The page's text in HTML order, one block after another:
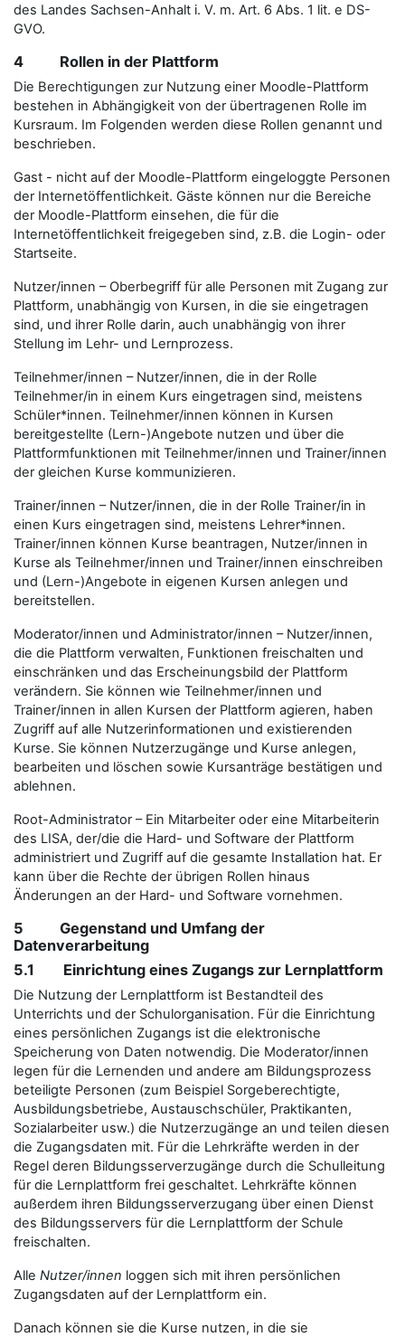
des Landes Sachsen-Anhalt i. V. m. Art. 6 Abs. 1 lit. e DS-
GVO.
4 Rollen in der Plattform
Die Berechtigungen zur Nutzung einer Moodle-Plattform
bestehen in Abhängigkeit von der übertragenen Rolle im
Kursraum. Im Folgenden werden diese Rollen genannt und
beschrieben.
Gast - nicht auf der Moodle-Plattform eingeloggte Personen
der Internetöffentlichkeit. Gäste können nur die Bereiche
der Moodle-Plattform einsehen, die für die
Internetöffentlichkeit freigegeben sind, z.B. die Login- oder
Startseite.
Nutzer/innen – Oberbegriff für alle Personen mit Zugang zur
Plattform, unabhängig von Kursen, in die sie eingetragen
sind, und ihrer Rolle darin, auch unabhängig von ihrer
Stellung im Lehr- und Lernprozess.
Teilnehmer/innen – Nutzer/innen, die in der Rolle
Teilnehmer/in in einem Kurs eingetragen sind, meistens
Schüler*innen. Teilnehmer/innen können in Kursen
bereitgestellte (Lern-)Angebote nutzen und über die
Plattformfunktionen mit Teilnehmer/innen und Trainer/innen
der gleichen Kurse kommunizieren.
Trainer/innen – Nutzer/innen, die in der Rolle Trainer/in in
einen Kurs eingetragen sind, meistens Lehrer*innen.
Trainer/innen können Kurse beantragen, Nutzer/innen in
Kurse als Teilnehmer/innen und Trainer/innen einschreiben
und (Lern-)Angebote in eigenen Kursen anlegen und
bereitstellen.
Moderator/innen und Administrator/innen – Nutzer/innen,
die die Plattform verwalten, Funktionen freischalten und
einschränken und das Erscheinungsbild der Plattform
verändern. Sie können wie Teilnehmer/innen und
Trainer/innen in allen Kursen der Plattform agieren, haben
Zugriff auf alle Nutzerinformationen und existierenden
Kurse. Sie können Nutzerzugänge und Kurse anlegen,
bearbeiten und löschen sowie Kursanträge bestätigen und
ablehnen.
Root-Administrator – Ein Mitarbeiter oder eine Mitarbeiterin
des LISA, der/die die Hard- und Software der Plattform
administriert und Zugriff auf die gesamte Installation hat. Er
kann über die Rechte der übrigen Rollen hinaus
Änderungen an der Hard- und Software vornehmen.
5 Gegenstand und Umfang der
Datenverarbeitung
5.1 Einrichtung eines Zugangs zur Lernplattform
Die Nutzung der Lernplattform ist Bestandteil des
Unterrichts und der Schulorganisation. Für die Einrichtung
eines persönlichen Zugangs ist die elektronische
Speicherung von Daten notwendig. Die Moderator/innen
legen für die Lernenden und andere am Bildungsprozess
beteiligte Personen (zum Beispiel Sorgeberechtigte,
Ausbildungsbetriebe, Austauschschüler, Praktikanten,
Sozialarbeiter usw.) die Nutzerzugänge an und teilen diesen
die Zugangsdaten mit. Für die Lehrkräfte werden in der
Regel deren Bildungsserverzugänge durch die Schulleitung
für die Lernplattform frei geschaltet. Lehrkräfte können
außerdem ihren Bildungsserverzugang über einen Dienst
des Bildungsservers für die Lernplattform der Schule
freischalten.
Alle Nutzer/innen loggen sich mit ihren persönlichen
Zugangsdaten auf der Lernplattform ein.
Danach können sie die Kurse nutzen, in die sie